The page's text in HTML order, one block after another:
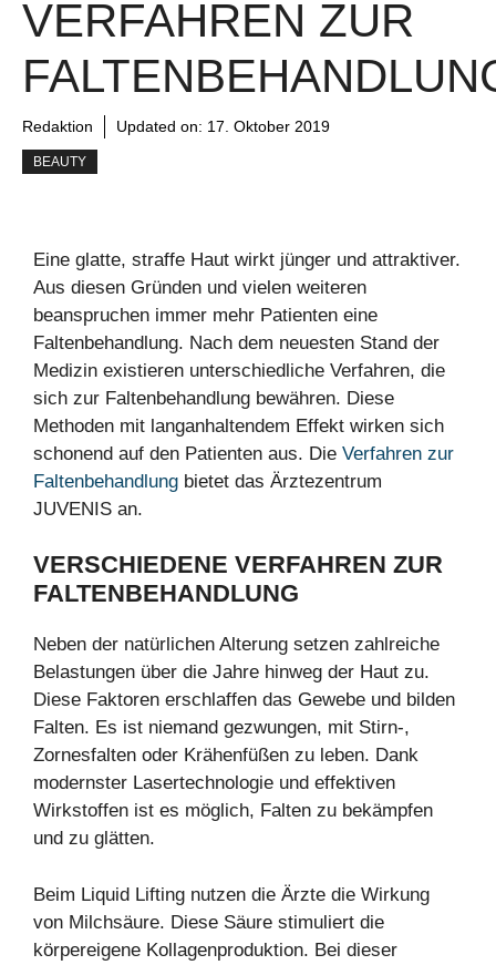
VERFAHREN ZUR
Redaktion Updated on: 17. Oktober 2019
BEAUTY
Eine glatte, straffe Haut wirkt jünger und attraktiver.
Aus diesen Gründen und vielen weiteren
beanspruchen immer mehr Patienten eine
Faltenbehandlung. Nach dem neuesten Stand der
Medizin existieren unterschiedliche Verfahren, die
sich zur Faltenbehandlung bewähren. Diese
Methoden mit langanhaltendem Effekt wirken sich
schonend auf den Patienten aus. Die Verfahren zur
Faltenbehandlung bietet das Ärztezentrum
JUVENIS an.
VERSCHIEDENE VERFAHREN ZUR
FALTENBEHANDLUNG
Neben der natürlichen Alterung setzen zahlreiche
Belastungen über die Jahre hinweg der Haut zu.
Diese Faktoren erschlaffen das Gewebe und bilden
Falten. Es ist niemand gezwungen, mit Stirn-,
Zornesfalten oder Krähenfüßen zu leben. Dank
modernster Lasertechnologie und effektiven
Wirkstoffen ist es möglich, Falten zu bekämpfen
und zu glätten.
Beim Liquid Lifting nutzen die Ärzte die Wirkung
von Milchsäure. Diese Säure stimuliert die
körpereigene Kollagenproduktion. Bei dieser